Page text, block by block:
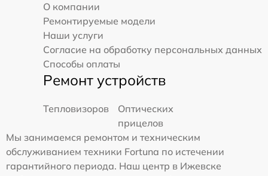
О компании
Ремонтируемые модели
Наши услуги
Согласие на обработку персональных данных
Способы оплаты
Ремонт устройств
Тепловизоров
Оптических
прицелов
Мы занимаемся ремонтом и техническим
обслуживанием техники Fortuna по истечении
гарантийного периода. Наш центр в Ижевске